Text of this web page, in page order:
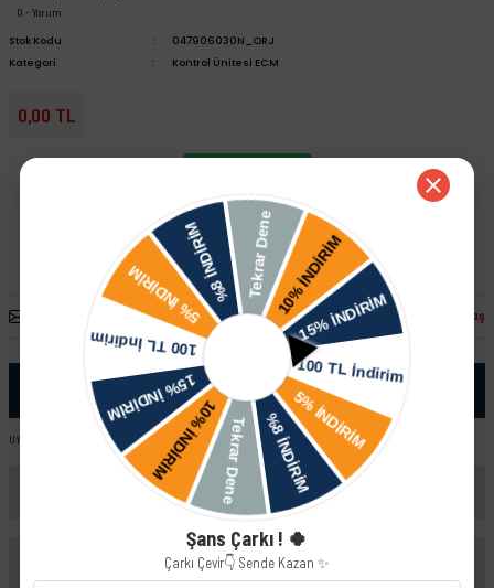
0 - Yorum
Stok Kodu
047906030N_ORJ
Kategori
Kontrol Ünitesi ECM
0,00 TL
Fiyatı Düşünce Haber Ver Paylaş
Ürün Bilgisi
UYUMLU ARAÇ VE MOTOR TIPLERI: Skoda Felicia LX - GLX (98-01) YeniYüz Skoda Felicia 1.3 MPI
Bu ürüne ilk yorumu siz yapın!
Şans Çarkı ! 🍀
Çarkı Çevir👇 Sende Kazan ✨